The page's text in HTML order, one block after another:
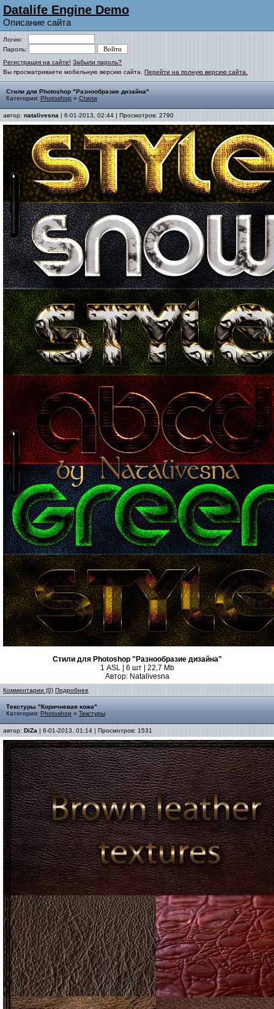
Datalife Engine Demo
Описание сайта
Логин:
Пароль:
Регистрация на сайте! Забыли пароль?
Вы просматриваете мобильную версию сайта. Перейти на полную версию сайта.
Стили для Photoshop "Разнообразие дизайна"
Категория: Photoshop » Стили
автор: natalivesna | 6-01-2013, 02:44 | Просмотров: 2790
Стили для Photoshop "Разнообразие дизайна"
1 ASL | 6 шт | 22,7 Mb
Автор: Natalivesna
Комментарии (0) Подробнее
Текстуры "Коричневая кожа"
Категория: Photoshop » Текстуры
автор: DiZa | 6-01-2013, 01:14 | Просмотров: 1531